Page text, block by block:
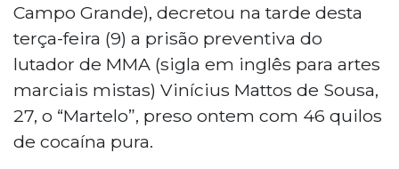
Campo Grande), decretou na tarde desta
terça-feira (9) a prisão preventiva do
lutador de MMA (sigla em inglês para artes
marciais mistas) Vinícius Mattos de Sousa,
27, o “Martelo”, preso ontem com 46 quilos
de cocaína pura.